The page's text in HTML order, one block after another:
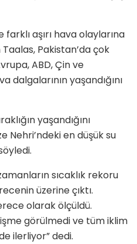
aşırı hava olaylarına
Pakistan’da çok
ABD, Çin ve
dalgalarının yaşandığını
yaşandığını
Nehri’ndeki en düşük su
sıcaklık rekoru
üzerine çıktı.
olarak ölçüldü.
görülmedi ve tüm iklim
ilerliyor” dedi.